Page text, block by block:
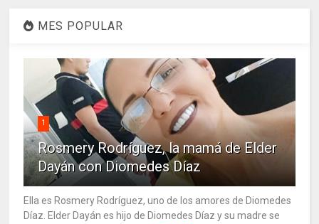
MES POPULAR
1
Rosmery Rodríguez, la mamá de Elder
Dayán con Diomedes Díaz
Ella es Rosmery Rodríguez, uno de los amores de Diomedes
Díaz. Elder Dayán es hijo de Diomedes Díaz y su madre se